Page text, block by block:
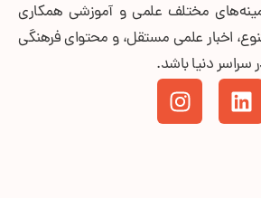
مختلف علمی و آموزشی همکاری
اخبار علمی مستقل، و محتوای فرهنگی
سراسر دنیا باشد.